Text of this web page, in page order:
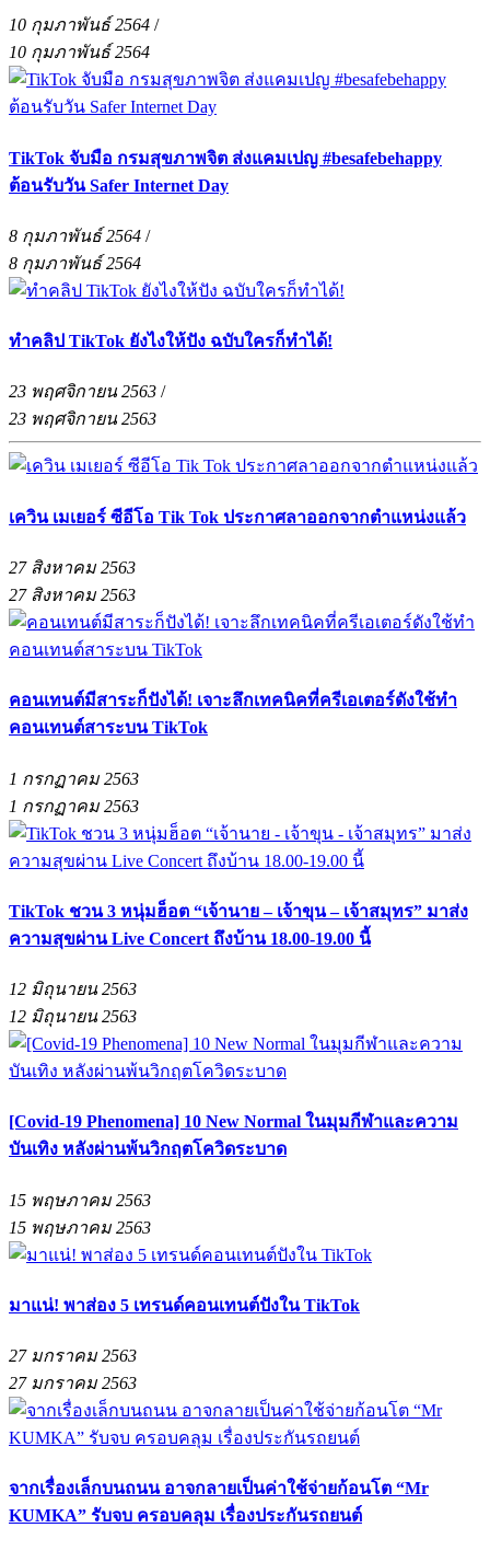
10 กุมภาพันธ์ 2564 /
10 กุมภาพันธ์ 2564
TikTok จับมือ กรมสุขภาพจิต ส่งแคมเปญ #besafebehappy
ต้อนรับวัน Safer Internet Day
8 กุมภาพันธ์ 2564 /
8 กุมภาพันธ์ 2564
ทำคลิป TikTok ยังไงให้ปัง ฉบับใครก็ทำได้!
23 พฤศจิกายน 2563 /
23 พฤศจิกายน 2563
เควิน เมเยอร์ ซีอีโอ Tik Tok ประกาศลาออกจากตำแหน่งแล้ว
27 สิงหาคม 2563
27 สิงหาคม 2563
คอนเทนต์มีสาระก็ปังได้! เจาะลึกเทคนิคที่ครีเอเตอร์ดังใช้ทำ
คอนเทนต์สาระบน TikTok
1 กรกฏาคม 2563
1 กรกฏาคม 2563
TikTok ชวน 3 หนุ่มฮ็อต “เจ้านาย – เจ้าขุน – เจ้าสมุทร” มาส่ง
ความสุขผ่าน Live Concert ถึงบ้าน 18.00-19.00 นี้
12 มิถุนายน 2563
12 มิถุนายน 2563
[Covid-19 Phenomena] 10 New Normal ในมุมกีฬาและความ
บันเทิง หลังผ่านพ้นวิกฤตโควิดระบาด
15 พฤษภาคม 2563
15 พฤษภาคม 2563
มาแน่! พาส่อง 5 เทรนด์คอนเทนต์ปังใน TikTok
27 มกราคม 2563
27 มกราคม 2563
จากเรื่องเล็กบนถนน อาจกลายเป็นค่าใช้จ่ายก้อนโต “Mr
KUMKA” รับจบ ครอบคลุม เรื่องประกันรถยนต์